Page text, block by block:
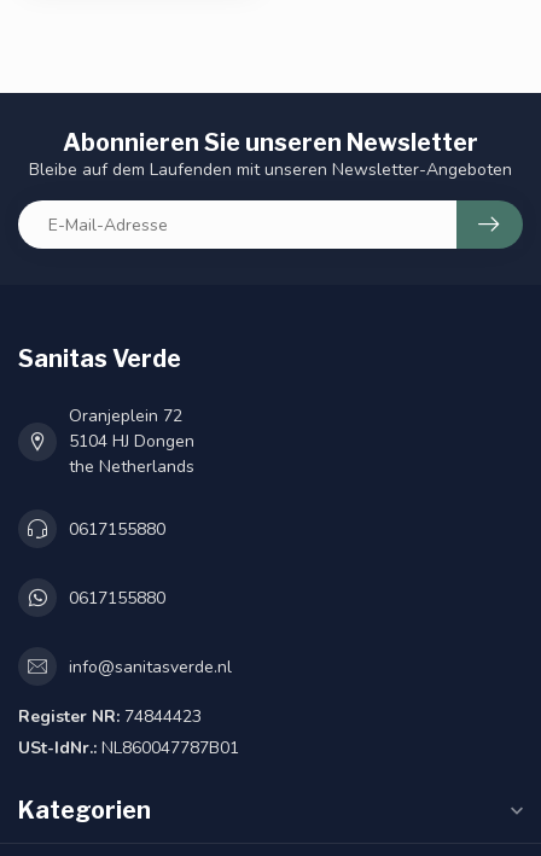
Abonnieren Sie unseren Newsletter
Bleibe auf dem Laufenden mit unseren Newsletter-Angeboten
Sanitas Verde
Oranjeplein 72
5104 HJ Dongen
the Netherlands
0617155880
0617155880
info@sanitasverde.nl
Register NR: 74844423
USt-IdNr.: NL860047787B01
Kategorien